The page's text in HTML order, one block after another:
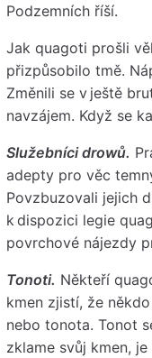
Podzemních říší.
Jak quagoti prošli
přizpůsobilo tmě.
Změnili se v ještě
navzájem. Když se
Služebníci drowů.
adepty pro věc
Povzbuzovali jejich
k dispozici legie
povrchové nájezdy
Tonoti. Někteří
kmen zjistí, že
nebo tonota. Tonot
zklame svůj kmen,